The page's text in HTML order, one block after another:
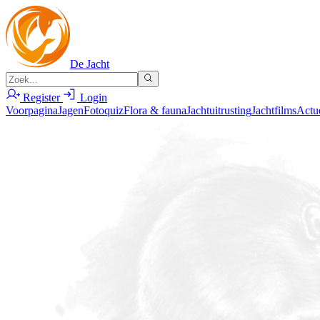
De Jacht
Register
Login
VoorpaginaJagenFotoquizFlora & faunaJachtuitrustingJachtfilms